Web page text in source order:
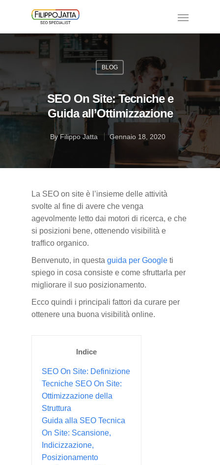
BLOG
SEO On Site: Tecniche e
Guida all’Ottimizzazione
ByFilippo Jatta Gennaio 18, 2020
La SEO on site è l’insieme delle attività
svolte al fine di avere che venga
agevolmente letto dai motori di ricerca, e che
si posizioni bene, ottenendo visibilità e
traffico organico.
Benvenuto, in questa guida per Google ti
spiego in cosa consiste e come sfruttarla per
migliorare il suo posizionamento.
Ecco quindi i principali fattori da curare per
ottenere una buona visibilità online.
Indice
SEO On Site: Definizione
Tecniche SEO On Site:
Ottimizzazione della
Struttura
Guida alla SEO Tecnica
On Site: Scansione,
Indicizzazione,
Posizionamento